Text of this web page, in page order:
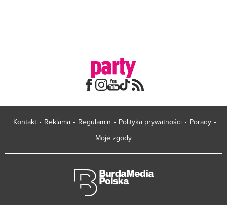
Kontakt Reklama Regulamin Polityka prywatności
Porady
Moje zgody